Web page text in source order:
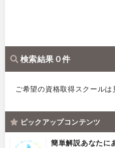
検索結果 0 件
ご希望の資格取得スクールは
ピックアップコンテンツ
簡単解説あなたに